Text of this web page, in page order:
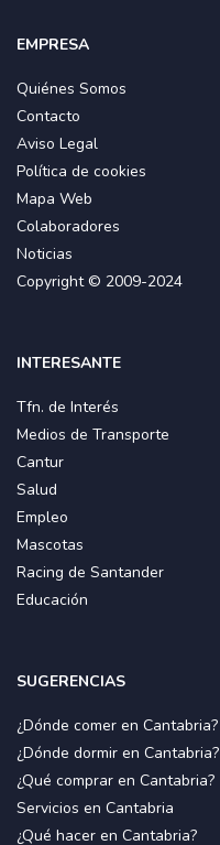
EMPRESA
Quiénes Somos
Contacto
Aviso Legal
Política de cookies
Mapa Web
Colaboradores
Noticias
Copyright © 2009-2024
INTERESANTE
Tfn. de Interés
Medios de Transporte
Cantur
Salud
Empleo
Mascotas
Racing de Santander
Educación
SUGERENCIAS
¿Dónde comer en Cantabria?
¿Dónde dormir en Cantabria?
¿Qué comprar en Cantabria?
Servicios en Cantabria
¿Qué hacer en Cantabria?